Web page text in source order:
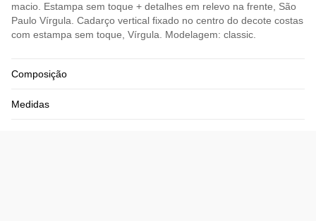
macio. Estampa sem toque + detalhes em relevo na frente, São
Paulo Vírgula. Cadarço vertical fixado no centro do decote costas
com estampa sem toque, Vírgula. Modelagem: classic.
Composição
Medidas